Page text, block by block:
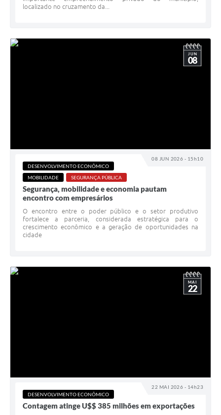
localizado no cruzamento da...
08 JUN 2026 - 15h10
JUN
08
DESENVOLVIMENTO ECONÔMICO
MOBILIDADE
SEGURANÇA PÚBLICA
Segurança, mobilidade e economia pautam
encontro com empresários
O encontro entre o poder público e o setor produtivo
fortalece a parceria, considerada estratégica para o
crescimento econômico e a geração de oportunidades na
cidade
22 MAI 2026 - 14h23
MAI
22
DESENVOLVIMENTO ECONÔMICO
Contagem atinge U$$ 385 milhões em exportações